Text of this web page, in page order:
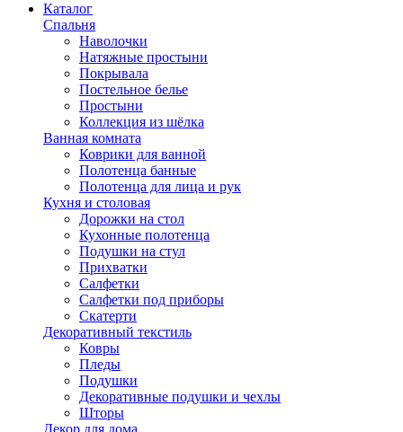
Каталог
Спальня
Наволочки
Натяжные простыни
Покрывала
Постельное белье
Простыни
Коллекция из шёлка
Ванная комната
Коврики для ванной
Полотенца банные
Полотенца для лица и рук
Кухня и столовая
Дорожки на стол
Кухонные полотенца
Подушки на стул
Прихватки
Салфетки
Салфетки под приборы
Скатерти
Декоративный текстиль
Ковры
Пледы
Подушки
Декоративные подушки и чехлы
Шторы
Декор для дома